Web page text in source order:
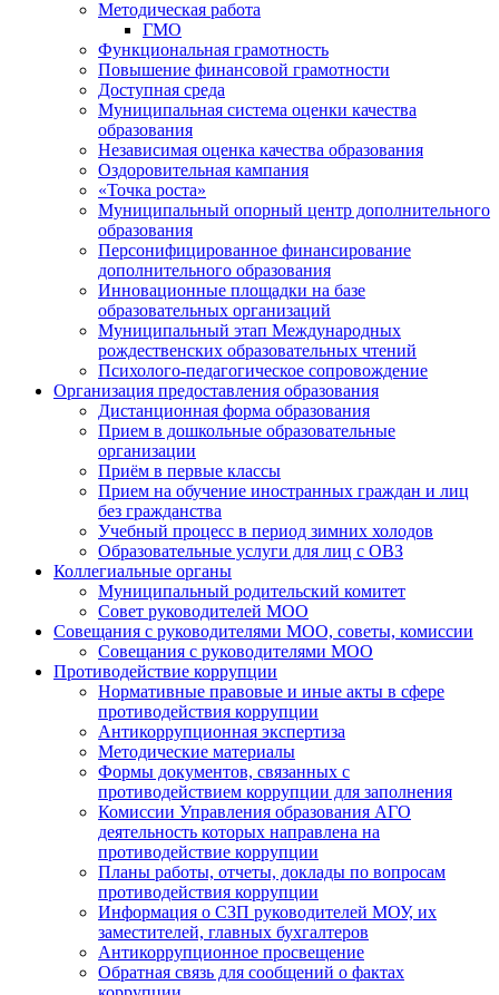
Методическая работа
ГМО
Функциональная грамотность
Повышение финансовой грамотности
Доступная среда
Муниципальная система оценки качества
образования
Независимая оценка качества образования
Оздоровительная кампания
«Точка роста»
Муниципальный опорный центр дополнительного
образования
Персонифицированное финансирование
дополнительного образования
Инновационные площадки на базе
образовательных организаций
Муниципальный этап Международных
рождественских образовательных чтений
Психолого-педагогическое сопровождение
Организация предоставления образования
Дистанционная форма образования
Прием в дошкольные образовательные
организации
Приём в первые классы
Прием на обучение иностранных граждан и лиц
без гражданства
Учебный процесс в период зимних холодов
Образовательные услуги для лиц с ОВЗ
Коллегиальные органы
Муниципальный родительский комитет
Совет руководителей МОО
Совещания с руководителями МОО, советы, комиссии
Совещания с руководителями МОО
Противодействие коррупции
Нормативные правовые и иные акты в сфере
противодействия коррупции
Антикоррупционная экспертиза
Методические материалы
Формы документов, связанных с
противодействием коррупции для заполнения
Комиссии Управления образования АГО
деятельность которых направлена на
противодействие коррупции
Планы работы, отчеты, доклады по вопросам
противодействия коррупции
Информация о СЗП руководителей МОУ, их
заместителей, главных бухгалтеров
Антикоррупционное просвещение
Обратная связь для сообщений о фактах